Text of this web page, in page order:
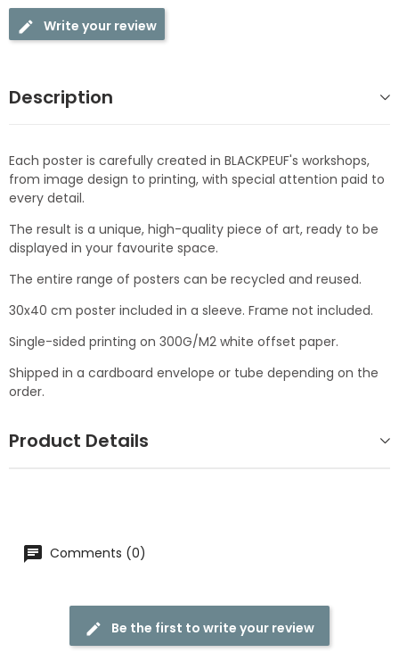
Write your review
Description
Each poster is carefully created in BLACKPEUF's workshops,
from image design to printing, with special attention paid to
every detail.
The result is a unique, high-quality piece of art, ready to be
displayed in your favourite space.
The entire range of posters can be recycled and reused.
30x40 cm poster included in a sleeve. Frame not included.
Single-sided printing on 300G/M2 white offset paper.
Shipped in a cardboard envelope or tube depending on the
order.
Product Details
Comments (0)
Be the first to write your review